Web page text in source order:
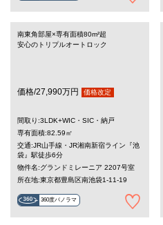
南東角部屋×専有面積80m²超
安心のトリプルオートロック
価格/27,990万円 価格改定
間取り:3LDK+WIC・SIC・納戸
専有面積:82.59㎡
交通:JR山手線・JR湘南新宿ライン『池
袋』駅徒歩6分
物件名:グランドミレーニア 2207号室
所在地:東京都豊島区南池袋1-11-19
360度パノラマ